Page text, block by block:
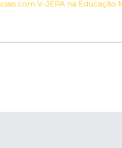
com V-JEPA na Educação